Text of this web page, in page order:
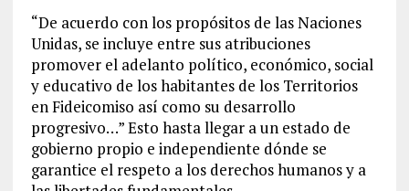
“De acuerdo con los propósitos de las Naciones
Unidas, se incluye entre sus atribuciones
promover el adelanto político, económico, social
y educativo de los habitantes de los Territorios
en Fideicomiso así como su desarrollo
progresivo…” Esto hasta llegar a un estado de
gobierno propio e independiente dónde se
garantice el respeto a los derechos humanos y a